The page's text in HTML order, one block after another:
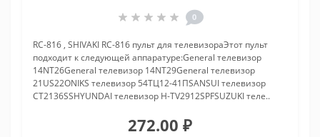
0
RC-816 , SHIVAKI RC-816 пульт для телевизораЭтот пульт
подходит к следующей аппаратуре:General телевизор
14NT26General телевизор 14NT29General телевизор
21US22ONIKS телевизор 54ТЦ12-41ПSANSUI телевизор
CT2136SSHYUNDAI телевизор H-TV2912SPFSUZUKI теле..
272.00 ₽